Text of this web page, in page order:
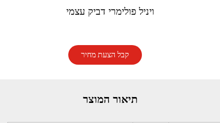
ויניל פולימרי דביק עצמי
קבל הצעת מחיר
תיאור המוצר